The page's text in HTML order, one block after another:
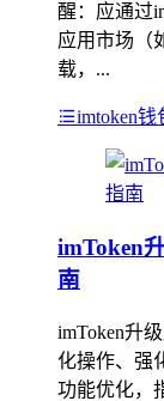
醒：应通过
应用市场（
载，...
imtoken
imToken
南
imToken升
化操作、强
功能优化，